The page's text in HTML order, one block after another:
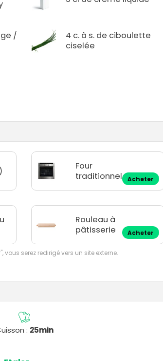
/
4 c. à s. de ciboulette
ciselée
Four
traditionnel
Acheter
Rouleau à
pâtisserie
Acheter
vous serez redirigé vers un site externe.
: 25min